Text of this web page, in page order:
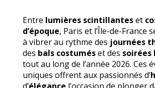
Entre lumières scintillanteset
d’époque, Paris et l’Île-de-France
à vibrer au rythme des journées
des bals costuméset des soirées
tout au long de l’année 2026. Ces
uniques offrent aux passionnés d’